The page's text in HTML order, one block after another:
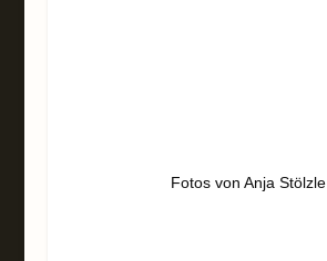
Fotos von Anja Stölzle